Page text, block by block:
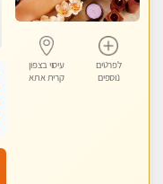
לפרטים
נוספים
עיסוי בצפון
קרית אתא